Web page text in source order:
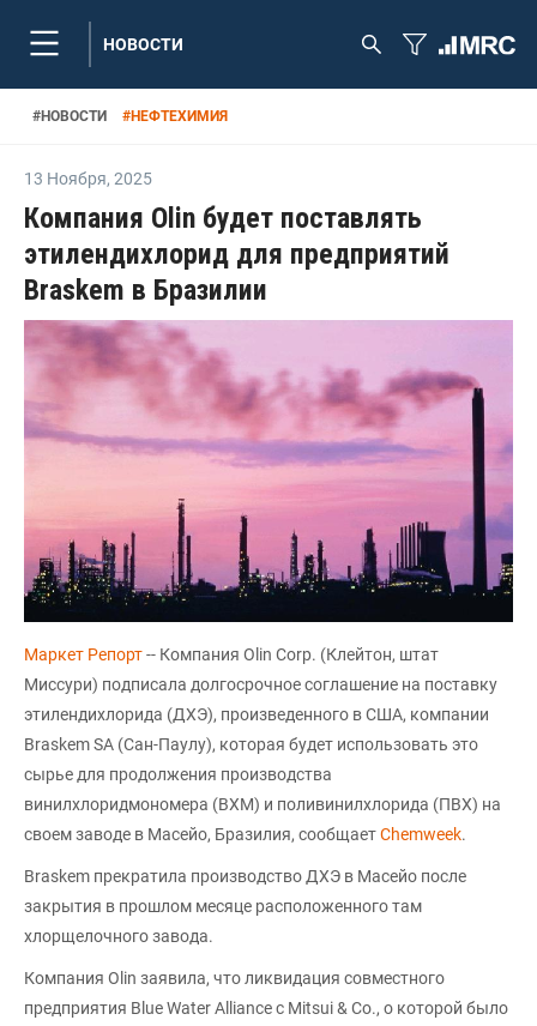
НОВОСТИ
#НОВОСТИ #НЕФТЕХИМИЯ
13 Ноября, 2025
Компания Olin будет поставлять
этилендихлорид для предприятий
Braskem в Бразилии
Маркет Репорт-- Компания Olin Corp. (Клейтон, штат
Миссури) подписала долгосрочное соглашение на поставку
этилендихлорида (ДХЭ), произведенного в США, компании
Braskem SA (Сан-Паулу), которая будет использовать это
сырье для продолжения производства
винилхлоридмономера (ВХМ) и поливинилхлорида (ПВХ) на
своем заводе в Масейо, Бразилия, сообщаетChemweek.
Braskem прекратила производство ДХЭ в Масейо после
закрытия в прошлом месяце расположенного там
хлорщелочного завода.
Компания Olin заявила, что ликвидация совместного
предприятия Blue Water Alliance с Mitsui & Co., о которой было